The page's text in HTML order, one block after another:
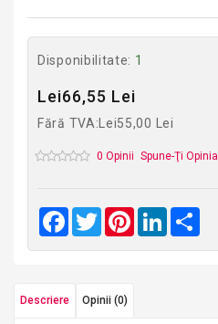
Disponibilitate: 1
Lei66,55 Lei
Fără TVA:Lei55,00 Lei
0 Opinii Spune-Ţi Opinia
Facebook
TwitterPinterestLinkedIn
Descriere Opinii (0)